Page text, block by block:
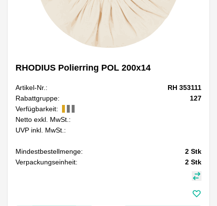
RHODIUS Polierring POL 200x14
Artikel-Nr.:
RH 353111
Rabattgruppe:
127
Verfügbarkeit:
Netto exkl. MwSt.:
UVP inkl. MwSt.:
Mindestbestellmenge: 2 Stk
Verpackungseinheit:
2 Stk